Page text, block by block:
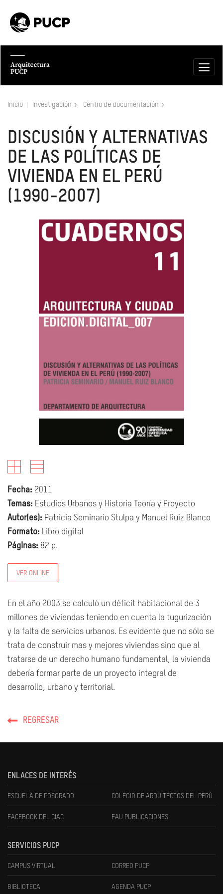
Inicio Investigación Centro de documentación
DISCUSIÓN Y ALTERNATIVAS
DE LAS POLÍTICAS DE
VIVIENDA EN EL PERÚ
(1990-2007)
Fecha: 2011
Temas: Estudios Urbanos y Historia Teoría y Proyecto
Autor(es): Patricia Seminario Stulpa y Manuel Ruiz Blanco
Formato: Libro digital
Páginas: 82 p.
VER ONLINE
En el año 2003 se calculó un déficit habitacional de 3
millones de viviendas teniendo en cuenta la tugurización
y la falta de servicios urbanos. Es evidente que no sólo se
trata de construir mas y mejores viviendas sino que al
tratarse de un derecho humano fundamental, la vivienda
debería formar parte de un proyecto integral de
desarrollo, urbano y territorial.
REGRESAR
ENLACES DE INTERÉS
ESCUELA DE POSGRADO COLEGIO DE ARQUITECTOS DEL PERÚ
FACEBOOK DEL CIAC FAU PUBLICACIONES
SERVICIOS PUCP
CAMPUS VIRTUAL CORREO PUCP
BIBLIOTECA AGENDA PUCP